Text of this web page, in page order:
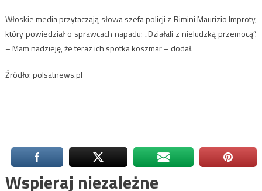
Włoskie media przytaczają słowa szefa policji z Rimini Maurizio Improty,
który powiedział o sprawcach napadu: „Działali z nieludzką przemocą”.
– Mam nadzieję, że teraz ich spotka koszmar – dodał.
Źródło: polsatnews.pl
Wspieraj niezależne